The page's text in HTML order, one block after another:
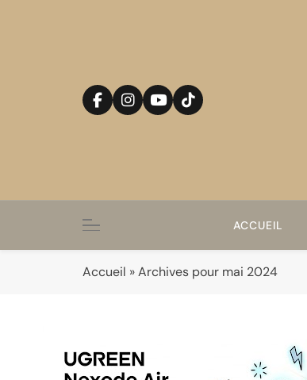
ACCUEIL
Accueil »Archives pour mai 2024